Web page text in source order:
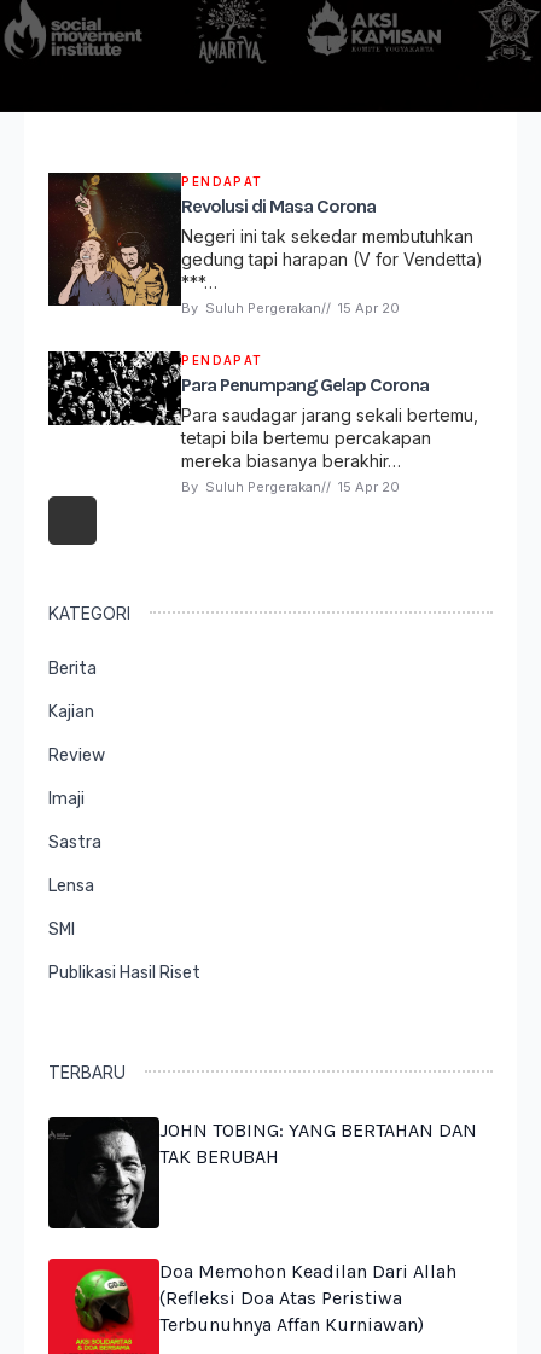
PENDAPAT
Revolusi di Masa Corona
Negeri ini tak sekedar membutuhkan
gedung tapi harapan (V for Vendetta)
***…
By Suluh Pergerakan// 15 Apr 20
PENDAPAT
Para Penumpang Gelap Corona
Para saudagar jarang sekali bertemu,
tetapi bila bertemu percakapan
mereka biasanya berakhir…
By Suluh Pergerakan// 15 Apr 20
KATEGORI
Berita
Kajian
Review
Imaji
Sastra
Lensa
SMI
Publikasi Hasil Riset
TERBARU
JOHN TOBING: YANG BERTAHAN DAN
TAK BERUBAH
Doa Memohon Keadilan Dari Allah
(Refleksi Doa Atas Peristiwa
Terbunuhnya Affan Kurniawan)